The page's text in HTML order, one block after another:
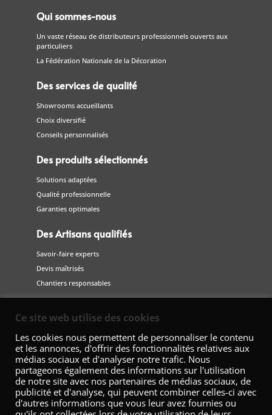
Qui sommes-nous
Un vaste réseau de distributeurs professionnels ouverts aux
particuliers
La Fédération Nationale de la Décoration
Des services de qualité
Showrooms accueillants
Choix diversifié
Conseils personnalisés
Des produits sélectionnés
Solutions adaptées
Qualité professionnelle
Garanties optimales
Des Artisans qualifiés
Savoir-faire experts
Devis maîtrisés
Chantiers responsables
Ce site web utilise des cookies
Les cookies nous permettent de personnaliser le contenu
et les annonces, d'offrir des fonctionnalités relatives aux
médias sociaux et d'analyser notre trafic. Nous
partageons également des informations sur l'utilisation
de notre site avec nos partenaires de médias sociaux, de
publicité et d'analyse, qui peuvent combiner celles-ci avec
d'autres informations que vous leur avez fournies ou